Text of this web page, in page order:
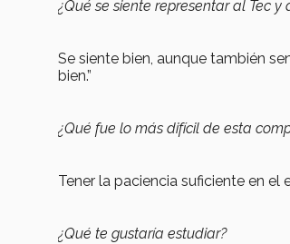
¿Qué se siente representar al Tec
Se siente bien, aunque también
bien.”
¿Qué fue lo más difícil de esta
Tener la paciencia suficiente en
¿Qué te gustaría estudiar?